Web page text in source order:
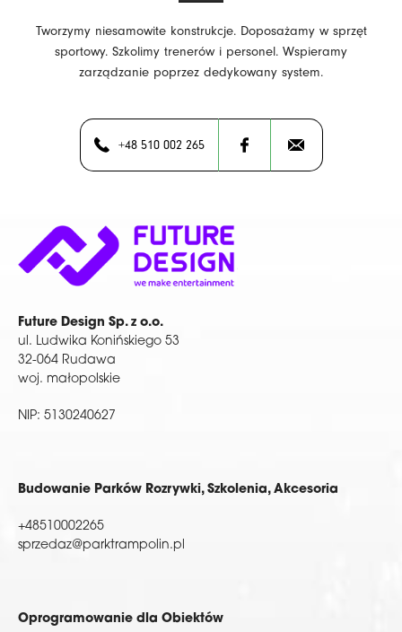
Tworzymy niesamowite konstrukcje. Doposażamy w sprzęt
sportowy. Szkolimy trenerów i personel. Wspieramy
zarządzanie poprzez dedykowany system.
+48 510 002 265
Future Design Sp. z o.o.
ul. Ludwika Konińskiego 53
32-064 Rudawa
woj. małopolskie
NIP: 5130240627
Budowanie Parków Rozrywki, Szkolenia, Akcesoria
+48510002265
sprzedaz@parktrampolin.pl
Oprogramowanie dla Obiektów